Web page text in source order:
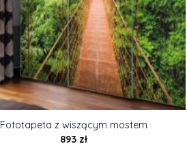
Fototapeta z wiszącym mostem
893 zł